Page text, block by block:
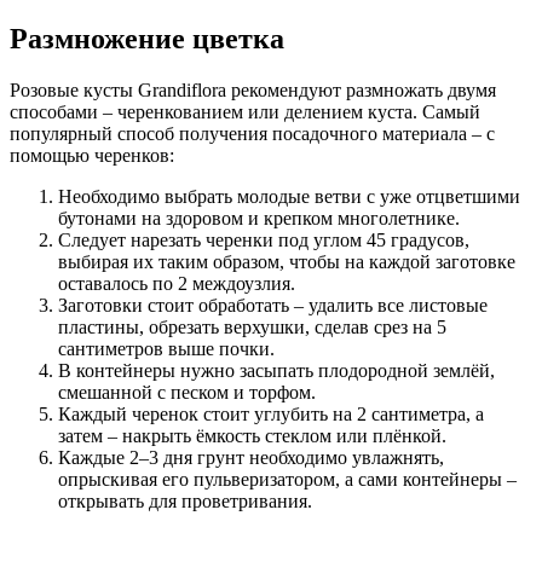
Размножение цветка
Розовые кусты Grandiflora рекомендуют размножать двумя
способами – черенкованием или делением куста. Самый
популярный способ получения посадочного материала – с
помощью черенков:
Необходимо выбрать молодые ветви с уже отцветшими
бутонами на здоровом и крепком многолетнике.
Следует нарезать черенки под углом 45 градусов,
выбирая их таким образом, чтобы на каждой заготовке
оставалось по 2 междоузлия.
Заготовки стоит обработать – удалить все листовые
пластины, обрезать верхушки, сделав срез на 5
сантиметров выше почки.
В контейнеры нужно засыпать плодородной землёй,
смешанной с песком и торфом.
Каждый черенок стоит углубить на 2 сантиметра, а
затем – накрыть ёмкость стеклом или плёнкой.
Каждые 2–3 дня грунт необходимо увлажнять,
опрыскивая его пульверизатором, а сами контейнеры –
открывать для проветривания.